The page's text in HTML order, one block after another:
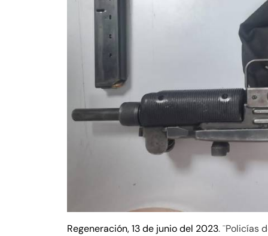
Regeneración, 13 de junio del 2023. ¨Policías